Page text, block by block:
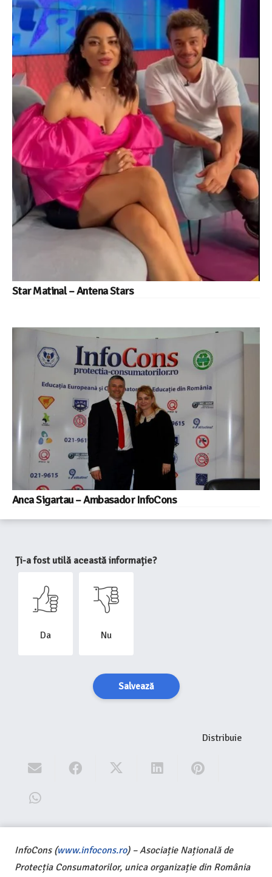
Star Matinal – Antena Stars
Anca Sigartau – Ambasador InfoCons
Ți-a fost utilă această informație?
Da Nu
Salvează
Distribuie
InfoCons (www.infocons.ro) – Asociație Națională de
Protecția Consumatorilor, unica organizație din România